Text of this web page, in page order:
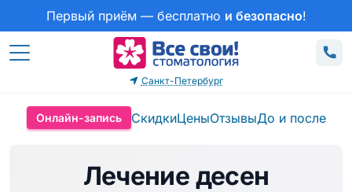
Первый приём — бесплатно и безопасно!
Санкт-Петербург
Онлайн-запись СкидкиЦеныОтзывыДо и после
Лечение десен